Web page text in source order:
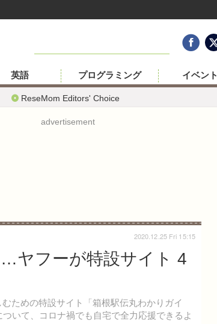
ReseMom Editors' Choice
英語 プログラミング イベント
advertisement
ヤフーが特設サイト 4
ための特設サイト「箱根駅伝丸わかりガイ
いて、コロナ禍でも自宅で全力応援できるよ
2020.12.25 Fri 15:15